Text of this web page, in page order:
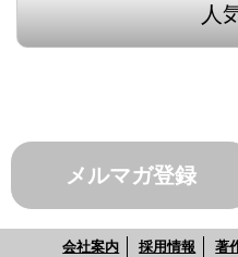
人
メルマガ登録
会社案内 採用情報 著